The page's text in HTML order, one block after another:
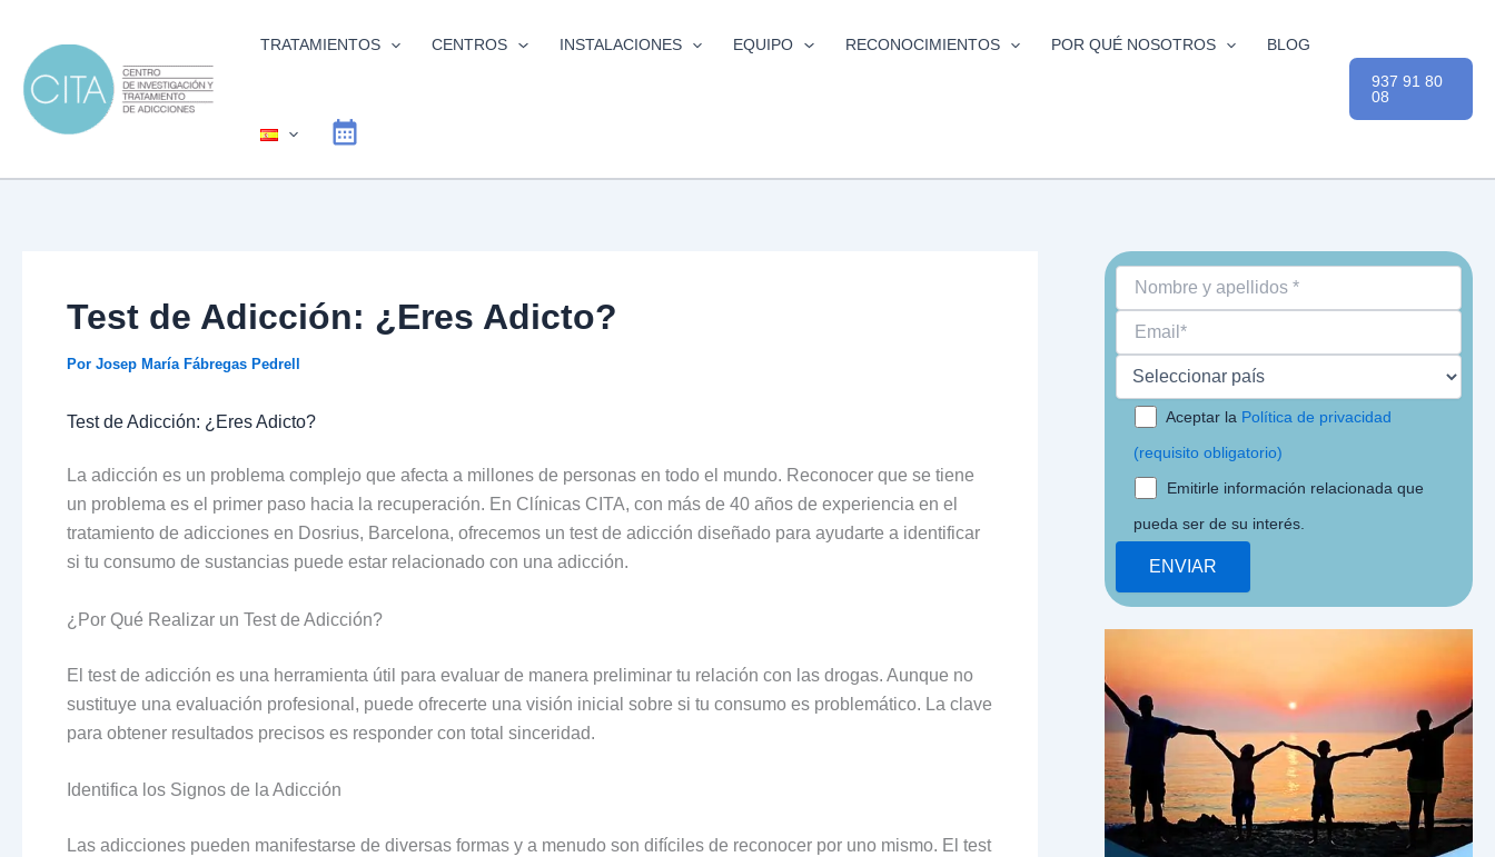
contenido
TRATAMIENTOS CENTROS INSTALACIONES EQUIPO RECONOCIMIENTOS POR QUÉ NOSOTROS BLOG
937 91 80
08
Test de Adicción: ¿Eres Adicto?
Por Josep María Fábregas Pedrell
Test de Adicción: ¿Eres Adicto?
La adicción es un problema complejo que afecta a millones de personas en todo el mundo. Reconocer que se tiene
un problema es el primer paso hacia la recuperación. En Clínicas CITA, con más de 40 años de experiencia en el
tratamiento de adicciones en Dosrius, Barcelona, ofrecemos un test de adicción diseñado para ayudarte a identificar
si tu consumo de sustancias puede estar relacionado con una adicción.
¿Por Qué Realizar un Test de Adicción?
El test de adicción es una herramienta útil para evaluar de manera preliminar tu relación con las drogas. Aunque no
sustituye una evaluación profesional, puede ofrecerte una visión inicial sobre si tu consumo es problemático. La clave
para obtener resultados precisos es responder con total sinceridad.
Identifica los Signos de la Adicción
Las adicciones pueden manifestarse de diversas formas y a menudo son difíciles de reconocer por uno mismo. El test
Aceptar la Política de privacidad
(requisito obligatorio)
Emitirle información relacionada que
pueda ser de su interés.